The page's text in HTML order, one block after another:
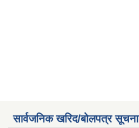
सार्वजनिक खरिद/बोलपत्र सूचना